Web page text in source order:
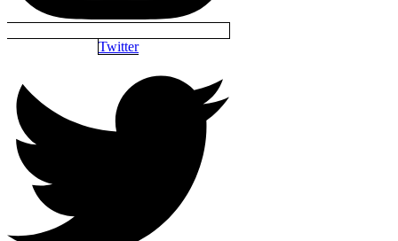
Twitter